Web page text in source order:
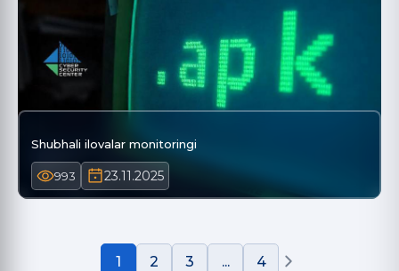
Shubhali ilovalar monitoringi
993 23.11.2025
1 2 3 ... 4